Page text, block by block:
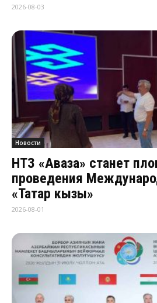
2026-08-03
Новости
НТЗ «Аваза» станет
проведения
«Татар кызы»
2026-08-01